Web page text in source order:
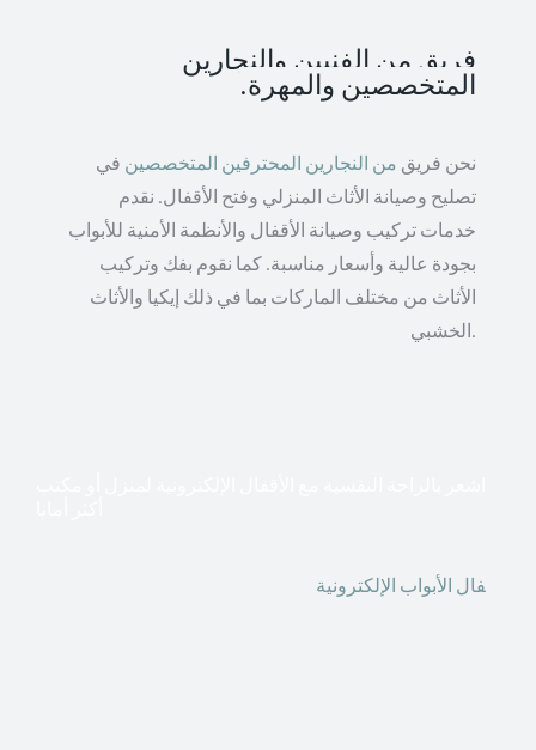
فريق من الفنيين والنجارين
المتخصصين والمهرة.
نحن فريق من النجارين المحترفين المتخصصين في
تصليح وصيانة الأثاث المنزلي وفتح الأقفال. نقدم
خدمات تركيب وصيانة الأقفال والأنظمة الأمنية للأبواب
بجودة عالية وأسعار مناسبة. كما نقوم بفك وتركيب
الأثاث من مختلف الماركات بما في ذلك إيكيا والأثاث
الخشبي.
فال الأبواب الإلكترونية